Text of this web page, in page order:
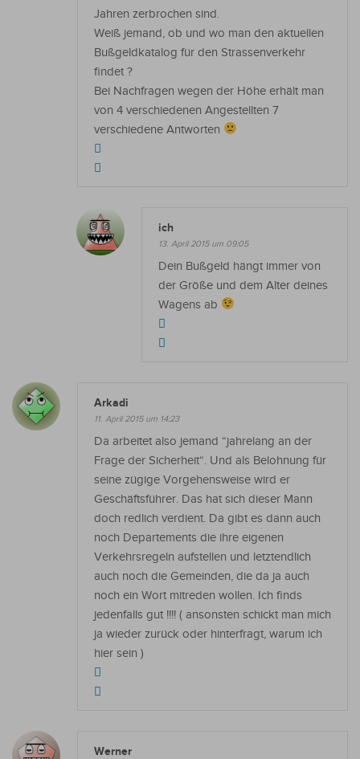
Jahren zerbrochen sind.
Weiß jemand, ob und wo man den aktuellen
Bußgeldkatalog für den Strassenverkehr
findet ?
Bei Nachfragen wegen der Höhe erhält man
von 4 verschiedenen Angestellten 7
verschiedene Antworten
ich
13. April 2015 um 09:05
Dein Bußgeld hängt immer von
der Größe und dem Alter deines
Wagens ab
Arkadi
11. April 2015 um 14:23
Da arbeitet also jemand “jahrelang an der
Frage der Sicherheit“. Und als Belohnung für
seine zügige Vorgehensweise wird er
Geschäftsführer. Das hat sich dieser Mann
doch redlich verdient. Da gibt es dann auch
noch Departements die ihre eigenen
Verkehrsregeln aufstellen und letztendlich
auch noch die Gemeinden, die da ja auch
noch ein Wort mitreden wollen. Ich finds
jedenfalls gut !!!! ( ansonsten schickt man mich
ja wieder zurück oder hinterfragt, warum ich
hier sein )
Werner